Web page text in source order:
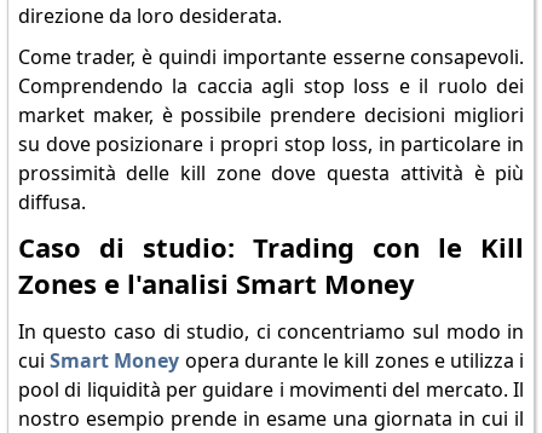
direzione da loro desiderata.
Come trader, è quindi importante esserne consapevoli.
Comprendendo la caccia agli stop loss e il ruolo dei
market maker, è possibile prendere decisioni migliori
su dove posizionare i propri stop loss, in particolare in
prossimità delle kill zone dove questa attività è più
diffusa.
Caso di studio: Trading con le Kill
Zones e l'analisi Smart Money
In questo caso di studio, ci concentriamo sul modo in
cui Smart Money opera durante le kill zones e utilizza i
pool di liquidità per guidare i movimenti del mercato. Il
nostro esempio prende in esame una giornata in cui il